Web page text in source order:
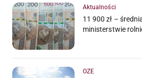
Aktualności
11 900 zł –
ministerstwie
OZE